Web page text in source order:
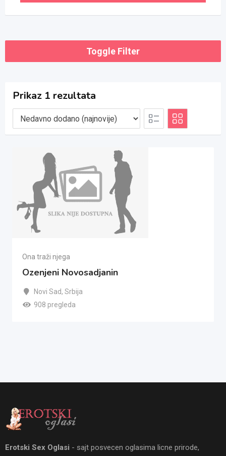
Toggle Filter
Prikaz 1 rezultata
Ona traži njega
Ozenjeni Novosadjanin
Novi Sad, Srbija
908 pregleda
Erotski Sex Oglasi - sajt posvecen oglasima licne prirode,